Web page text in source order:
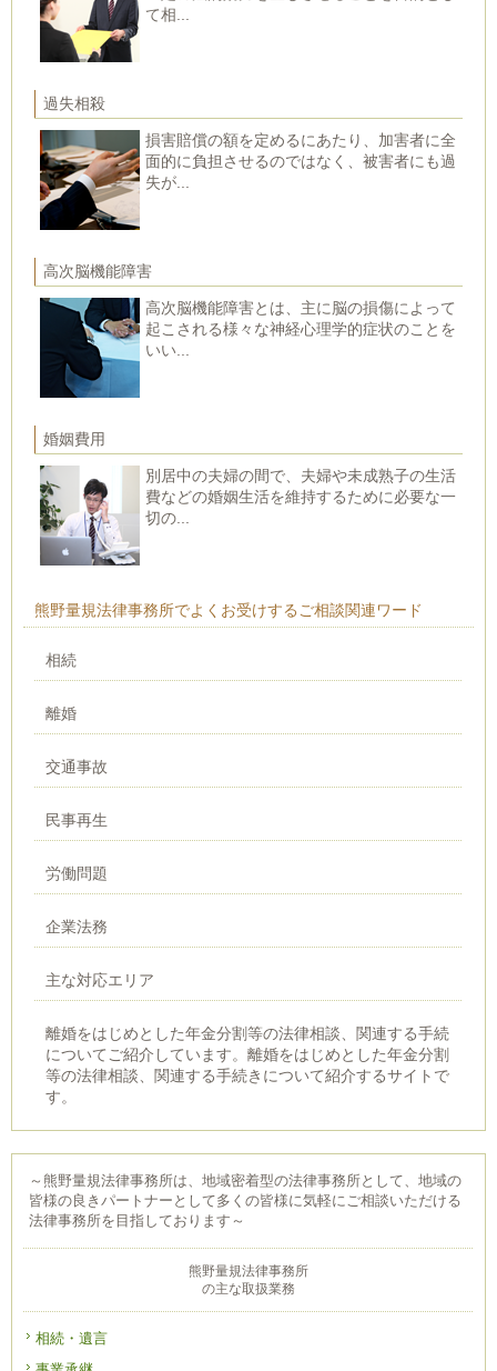
～熊野量規法律事務所は、地域密着型の法律事務所として、地域の
皆様の良きパートナーとして多くの皆様に気軽にご相談いただける
法律事務所を目指しております～
熊野量規法律事務所
の主な取扱業務
相続・遺言
て相...
過失相殺
損害賠償の額を定めるにあたり、加害者に全
面的に負担させるのではなく、被害者にも過
失が...
高次脳機能障害
高次脳機能障害とは、主に脳の損傷によって
起こされる様々な神経心理学的症状のことを
いい...
婚姻費用
別居中の夫婦の間で、夫婦や未成熟子の生活
費などの婚姻生活を維持するために必要な一
切の...
熊野量規法律事務所でよくお受けするご相談関連ワード
相続
離婚
交通事故
民事再生
労働問題
企業法務
主な対応エリア
離婚をはじめとした年金分割等の法律相談、関連する手続
についてご紹介しています。離婚をはじめとした年金分割
等の法律相談、関連する手続きについて紹介するサイトで
す。